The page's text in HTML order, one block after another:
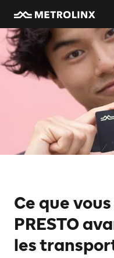
Ce que
PRESTO
les